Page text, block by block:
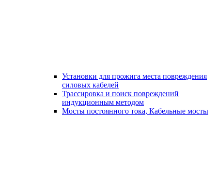
Установки для прожига места повреждения
силовых кабелей
Трассировка и поиск повреждений
индукционным методом
Мосты постоянного тока, Кабельные мосты